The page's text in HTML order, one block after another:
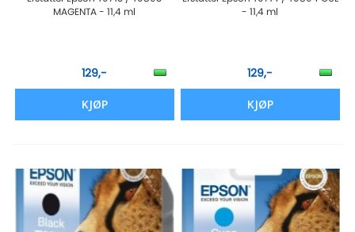
MAGENTA - 11,4 ml
129,-
KJØP
- 11,4 ml
129,-
KJØP